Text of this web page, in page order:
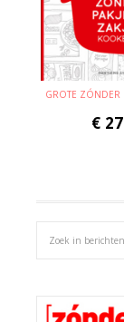
GROTE ZÓNDER
€